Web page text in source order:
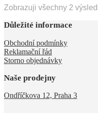
Zobrazuji všechny 2
Důležité informace
Obchodní podmínky
Reklamační řád
Storno objednávky
Naše prodejny
Ondříčkova 12, Praha 3